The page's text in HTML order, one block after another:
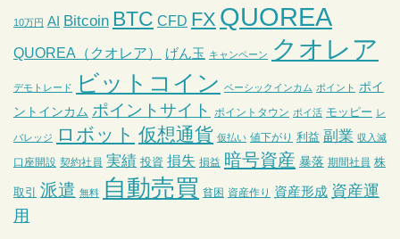
10万円 AI Bitcoin BTC CFD FX QUOREA
QUOREA（クオレア） げん玉 キャンペーン クオレア
デモトレード ビットコイン ベーシックインカム ポイント ポイ
ントインカム ポイントサイト ポイントタウン ポイ活 モッピー レ
バレッジ ロボット 仮想通貨 仮払い 値下がり 利益 副業 収入減
口座開設 契約社員 実績 投資 損失 損益 暗号資産 暴落 期間社員 株
取引 派遣 無料 自動売買 貧困 資産作り 資産形成 資産運
用